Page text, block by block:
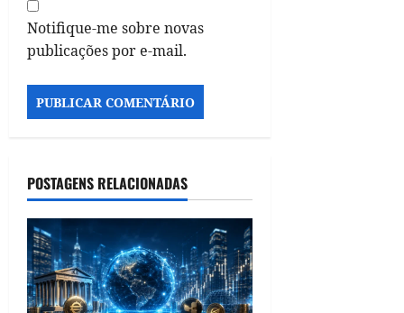
Notifique-me sobre novas
publicações por e-mail.
POSTAGENS RELACIONADAS